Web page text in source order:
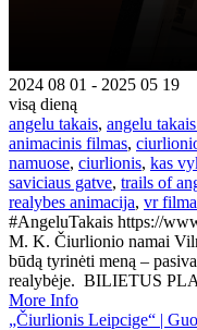
2024 08 01 - 2025 05 19
visą dieną
angelu takais, angelu
animacinis filmas,
namuose, ciurlionis, kas
saviciaus gatve, trails of
realybes animacija, vr
#AngeluTakais https://
M. K. Čiurlionio namai
būdą tyrinėti meną –
realybėje. BILIETUS
More Info
„Čiurlionis Leipcige“ |